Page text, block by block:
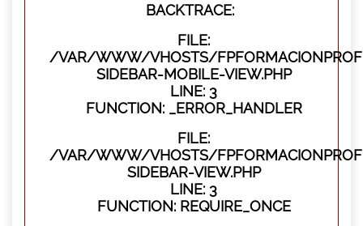
BACKTRACE:
FILE:
/VAR/WWW/VHOSTS/
SIDEBAR-MOBILE-VIEW.PHP
LINE: 3
FUNCTION: _ERROR_HANDLER
FILE:
/VAR/WWW/VHOSTS/
SIDEBAR-VIEW.PHP
LINE: 3
FUNCTION: REQUIRE_ONCE